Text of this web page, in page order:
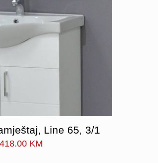
Line 65, 3/1
418.00 KM